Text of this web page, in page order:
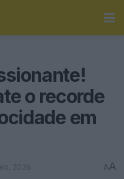
o recorde
em
2026 AA